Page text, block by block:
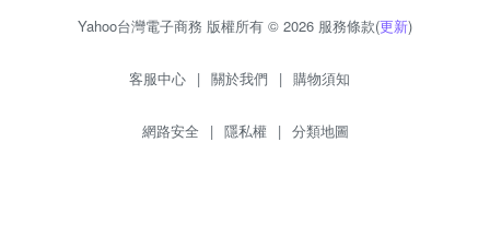
Yahoo台灣電子商務 版權所有 © 2026 服務條款(更新)
客服中心 | 關於我們 | 購物須知
網路安全 | 隱私權 | 分類地圖